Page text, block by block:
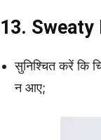
13. Sweaty
सुनिश्चित करें कि
न आए;